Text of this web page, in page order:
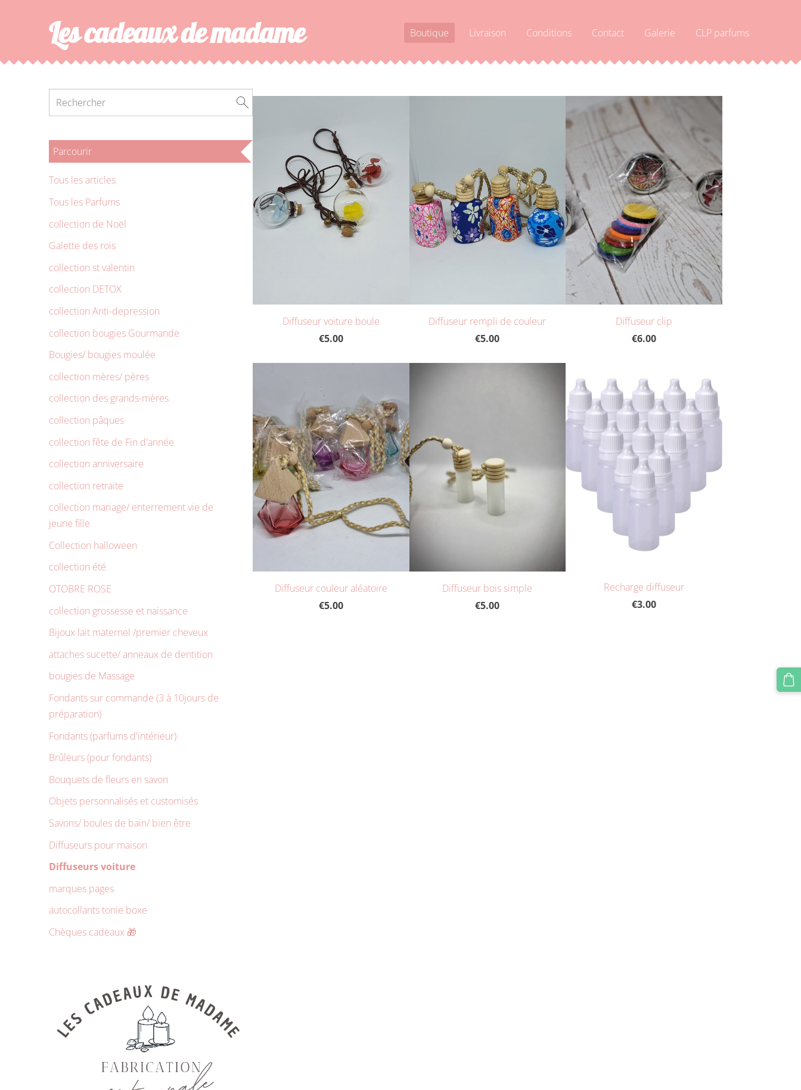
Les cadeaux de madame Boutique Livraison Conditions Contact Galerie CLP parfums
Parcourir
Tous les articles
Tous les Parfums
collection de Noël
Galette des rois
collection st valentin
collection DETOX
collection Anti-depression
collection bougies Gourmande
Bougies/ bougies moulée
collection mères/ pères
collection des grands-mères
collection pâques
collection fête de Fin d'année
collection anniversaire
collection retraite
collection mariage/ enterrement vie de
jeune fille
Collection halloween
collection été
OTOBRE ROSE
collection grossesse et naissance
Bijoux lait maternel /premier cheveux
attaches sucette/ anneaux de dentition
bougies de Massage
Fondants sur commande (3 à 10jours de
préparation)
Fondants (parfums d'intérieur)
Brûleurs (pour fondants)
Bouquets de fleurs en savon
Objets personnalisés et customisés
Savons/ boules de bain/ bien être
Diffuseurs pour maison
Diffuseurs voiture
marques pages
autocollants tonie boxe
Chèques cadeaux 🎁
Diffuseur voiture boule
€5.00
Diffuseur rempli de couleur
€5.00
Diffuseur clip
€6.00
Diffuseur couleur aléatoire
€5.00
Diffuseur bois simple
€5.00
Recharge diffuseur
€3.00